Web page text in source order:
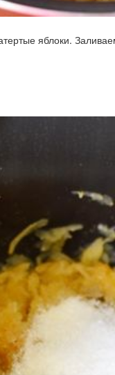
яблоки.